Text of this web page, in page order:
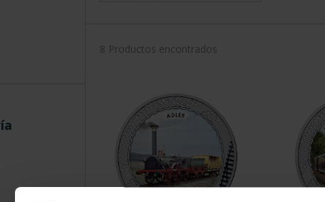
8 Productos encontrados